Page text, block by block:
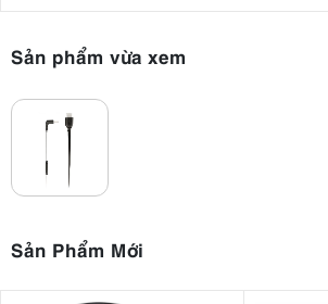
Sản phẩm vừa xem
Sản Phẩm Mới